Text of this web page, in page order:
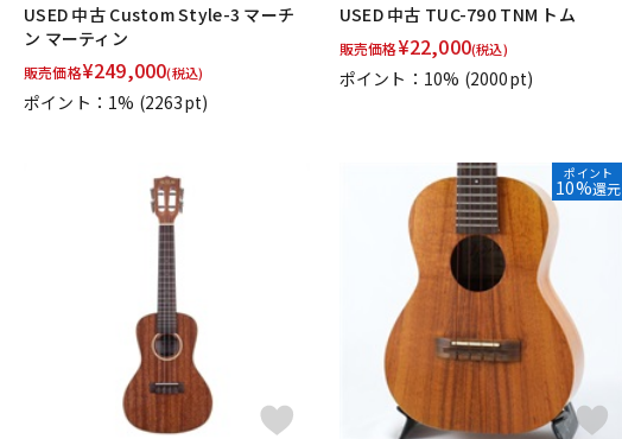
USED 中古 Custom Style-3 マーチ
ン マーティン
販売価格¥249,000(税込)
ポイント：1% (2263pt)
USED 中古 TUC-790 TNM トム
販売価格¥22,000(税込)
ポイント：10% (2000pt)
ポイント
10%還元